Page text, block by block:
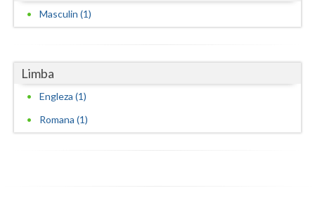
Satu-Mare
Suceava
Teleorman
Timis
Masculin (1)
Limba
Engleza (1)
Romana (1)